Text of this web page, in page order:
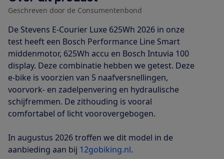
Geschreven door de Consumentenbond
De Stevens E-Courier Luxe 625Wh 2026 in onze
test heeft een Bosch Performance Line Smart
middenmotor, 625Wh accu en Bosch Intuvia 100
display. Deze combinatie hebben we getest. Deze
e-bike is voorzien van 5 naafversnellingen,
voorvork- en zadelpenvering en hydraulische
schijfremmen. De zithouding is vooral
comfortabel of licht voorovergebogen.
In augustus 2026 troffen we dit model in de
aanbieding aan bij 12gobiking.nl.